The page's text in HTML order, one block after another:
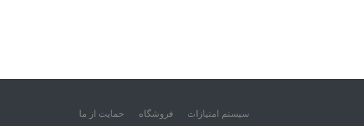
سیستم امتیازات فروشگاه حمایت از ما